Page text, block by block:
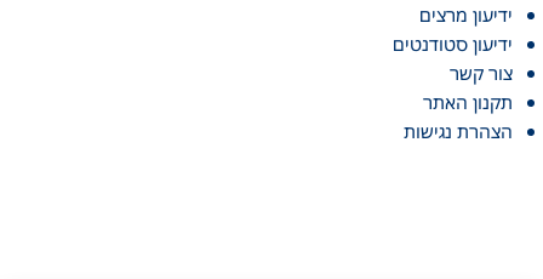
ידיעון מרצים
ידיעון סטודנטים
צור קשר
תקנון האתר
הצהרת נגישות